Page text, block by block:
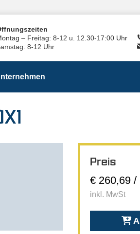
– Freitag: 8-12 u. 12.30-17:00 Uhr
8-12 Uhr
Preis
€ 260,69 /
inkl. MwSt